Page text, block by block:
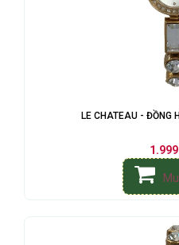
LE CHATEAU - ĐỒNG